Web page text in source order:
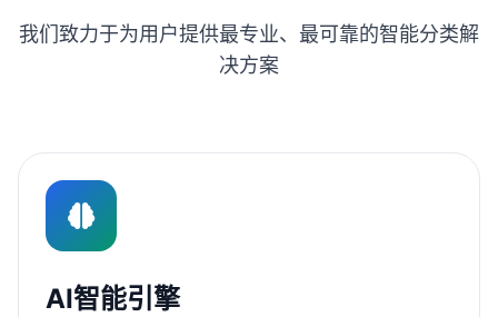
我们致力于为用户提供最专业、最可靠的智能分类解
决方案
AI智能引擎